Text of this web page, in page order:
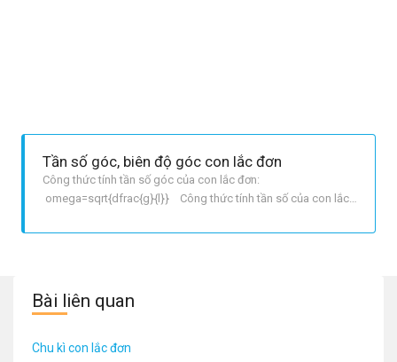
Tần số góc, biên độ góc con lắc đơn
Công thức tính tần số góc của con lắc đơn:
omega=sqrt{dfrac{g}{l}} Công thức tính tần số của con lắc
alpha0=dfrac{A}{l}
Bài liên quan
Chu kì con lắc đơn